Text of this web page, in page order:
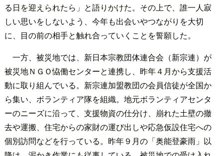
る日を迎えられたら」と語りかけた。その上で、誰一人寂
しい思いをしないよう、今年も出会いやつながりを大切
に、目の前の相手と触れ合っていくことを誓願した。
一方、被災地では、新日本宗教団体連合会（新宗連）が
被災地ＮＧＯ恊働センターと連携し、昨年４月から支援活
動に取り組んでいる。新宗連加盟教団の会員信徒が全国か
ら集い、ボランティア隊を組織。地元ボランティアセンタ
ーのニーズに沿って、支援物資の仕分け、崩れた土壁の撤
去や運搬、住宅からの家財の運び出しや応急仮設住宅への
個別訪問などを行っている。昨年９月の「奥能登豪雨」以